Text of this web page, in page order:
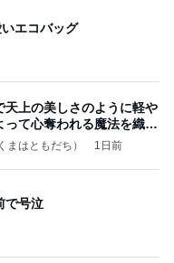
エコバッグ
天上の美しさのように軽や
て心奪われる魔法を織り
はともだち） 1日前
で号泣